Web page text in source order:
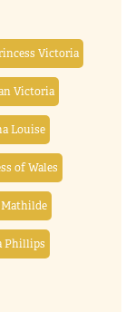
Victoria
Victoria
Louise
of Wales
Mathilde
Phillips